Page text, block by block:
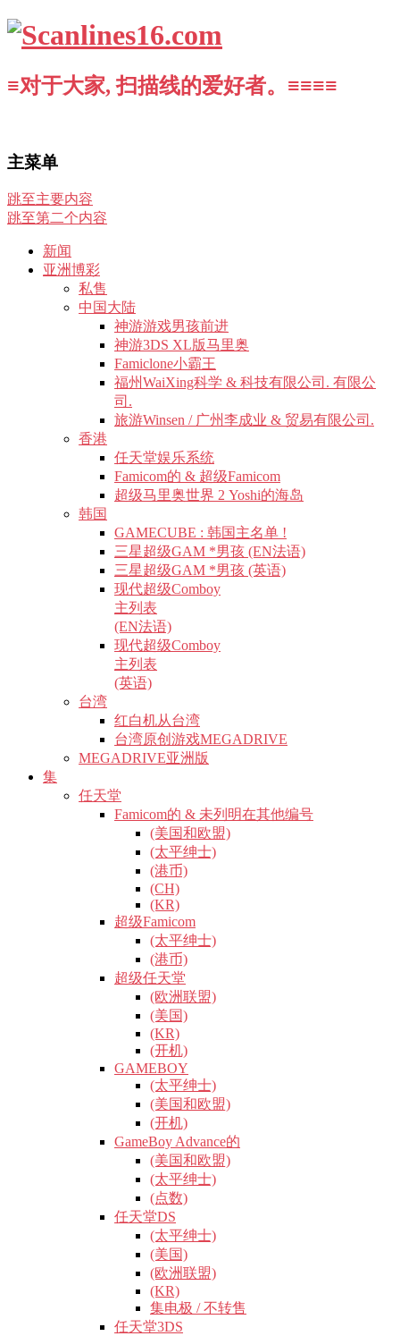
≡对于大家, 扫描线的爱好者。≡≡≡≡
主菜单
跳至主要内容
跳至第二个内容
新闻
亚洲博彩
私售
中国大陆
神游游戏男孩前进
神游3DS XL版马里奥
Famiclone小霸王
福州WaiXing科学 & 科技有限公司. 有限公
司.
旅游Winsen / 广州李成业 & 贸易有限公司.
香港
任天堂娱乐系统
Famicom的 & 超级Famicom
超级马里奥世界 2 Yoshi的海岛
韩国
GAMECUBE : 韩国主名单 !
三星超级GAM *男孩 (EN法语)
三星超级GAM *男孩 (英语)
现代超级Comboy
主列表
(EN法语)
现代超级Comboy
主列表
(英语)
台湾
红白机从台湾
台湾原创游戏MEGADRIVE
MEGADRIVE亚洲版
集
任天堂
Famicom的 & 未列明在其他编号
(美国和欧盟)
(太平绅士)
(港币)
(CH)
(KR)
超级Famicom
(太平绅士)
(港币)
超级任天堂
(欧洲联盟)
(美国)
(KR)
(开机)
GAMEBOY
(太平绅士)
(美国和欧盟)
(开机)
GameBoy Advance的
(美国和欧盟)
(太平绅士)
(点数)
任天堂DS
(太平绅士)
(美国)
(欧洲联盟)
(KR)
集电极 / 不转售
任天堂3DS